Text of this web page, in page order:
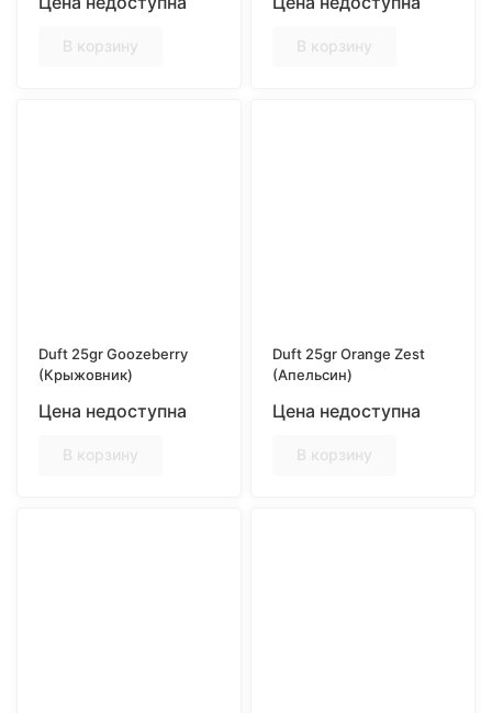
В корзину В корзину
Duft 25gr Goozeberry
(Крыжовник)
Цена недоступна
В корзину
Duft 25gr Orange Zest
(Апельсин)
Цена недоступна
В корзину